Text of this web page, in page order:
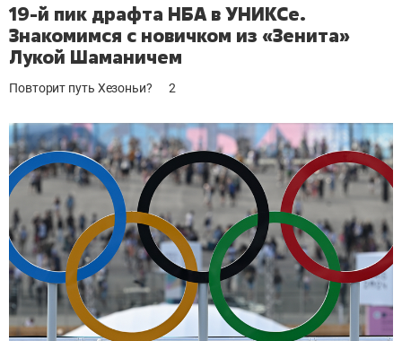
19-й пик драфта НБА в УНИКСе.
Знакомимся с новичком из «Зенита»
Лукой Шаманичем
Повторит путь Хезоньи? 2